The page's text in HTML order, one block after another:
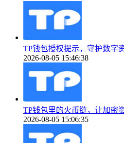
TP钱包授权提示，守护数字
2026-08-05 15:46:38
TP钱包里的火币链，让加密
2026-08-05 15:06:35